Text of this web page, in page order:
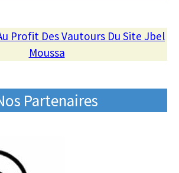
Profit Des Vautours Du Site Jbel
Moussa
Partenaires